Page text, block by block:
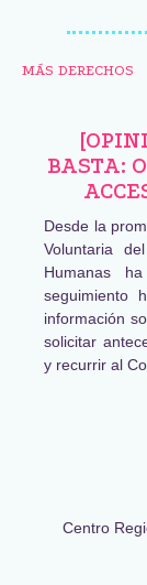
MÁS DERECHOS
BASTA:
Desde la
Voluntaria
Humanas
seguimiento
información
solicitar
y recurrir al
Centro